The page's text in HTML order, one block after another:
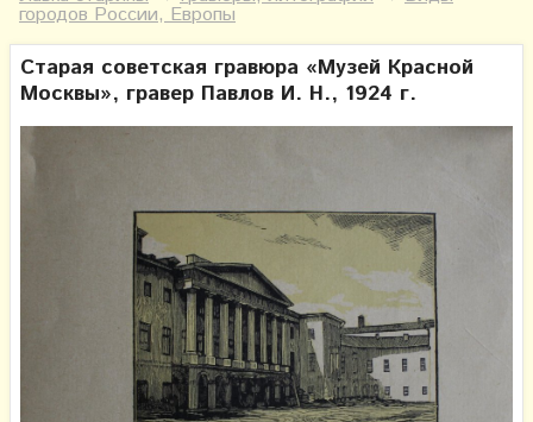
городов России, Европы
Старая советская гравюра «Музей Красной
Москвы», гравер Павлов И. Н., 1924 г.